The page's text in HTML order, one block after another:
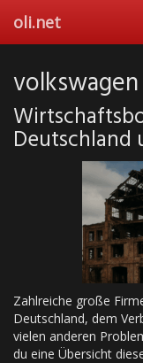
main
oli.net
Deutschland
Zahlreiche große
Deutschland, dem
vielen anderen
du eine Übersicht